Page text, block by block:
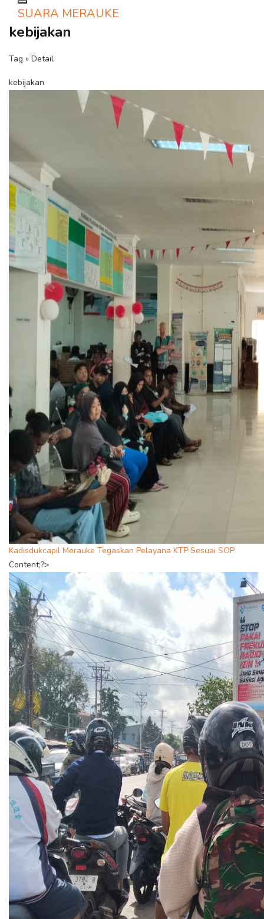
Toggle navigation
SUARA MERAUKE
kebijakan
Tag » Detail
kebijakan
Kadisdukcapil Merauke Tegaskan Pelayana KTP Sesuai SOP
Content;?>